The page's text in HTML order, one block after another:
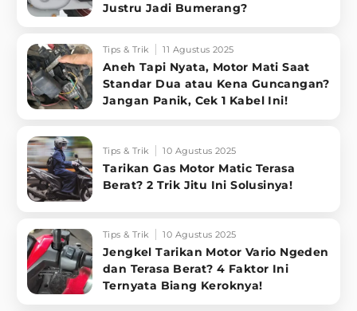
Justru Jadi Bumerang?
Tips & Trik 11 Agustus 2025
Aneh Tapi Nyata, Motor Mati Saat
Standar Dua atau Kena Guncangan?
Jangan Panik, Cek 1 Kabel Ini!
Tips & Trik 10 Agustus 2025
Tarikan Gas Motor Matic Terasa
Berat? 2 Trik Jitu Ini Solusinya!
Tips & Trik 10 Agustus 2025
Jengkel Tarikan Motor Vario Ngeden
dan Terasa Berat? 4 Faktor Ini
Ternyata Biang Keroknya!